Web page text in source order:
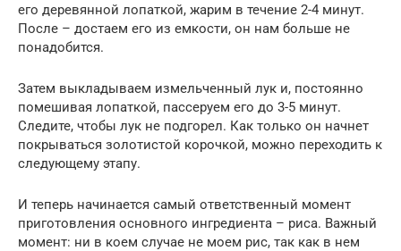
его деревянной лопаткой, жарим в течение 2-4 минут.
После – достаем его из емкости, он нам больше не
понадобится.
Затем выкладываем измельченный лук и, постоянно
помешивая лопаткой, пассеруем его до 3-5 минут.
Следите, чтобы лук не подгорел. Как только он начнет
покрываться золотистой корочкой, можно переходить к
следующему этапу.
И теперь начинается самый ответственный момент
приготовления основного ингредиента – риса. Важный
момент: ни в коем случае не моем рис, так как в нем